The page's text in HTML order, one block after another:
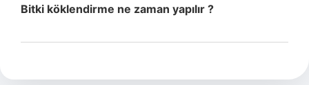
Bitki köklendirme ne zaman yapılır ?